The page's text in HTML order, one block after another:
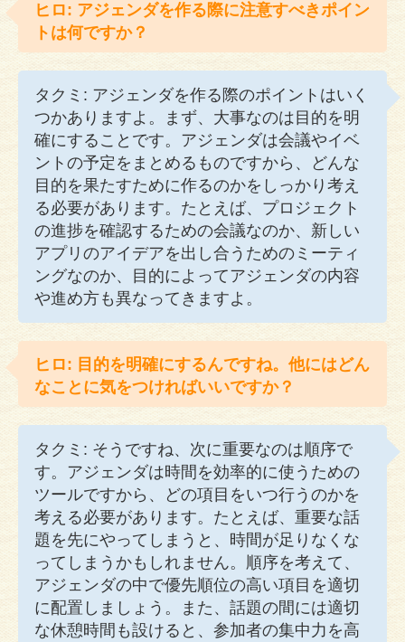
ヒロ: アジェンダを作る際に注意すべきポイン
トは何ですか？
タクミ: アジェンダを作る際のポイントはいく
つかありますよ。まず、大事なのは目的を明
確にすることです。アジェンダは会議やイベ
ントの予定をまとめるものですから、どんな
目的を果たすために作るのかをしっかり考え
る必要があります。たとえば、プロジェクト
の進捗を確認するための会議なのか、新しい
アプリのアイデアを出し合うためのミーティ
ングなのか、目的によってアジェンダの内容
や進め方も異なってきますよ。
ヒロ: 目的を明確にするんですね。他にはどん
なことに気をつければいいですか？
タクミ: そうですね、次に重要なのは順序で
す。アジェンダは時間を効率的に使うための
ツールですから、どの項目をいつ行うのかを
考える必要があります。たとえば、重要な話
題を先にやってしまうと、時間が足りなくな
ってしまうかもしれません。順序を考えて、
アジェンダの中で優先順位の高い項目を適切
に配置しましょう。また、話題の間には適切
な休憩時間も設けると、参加者の集中力を高